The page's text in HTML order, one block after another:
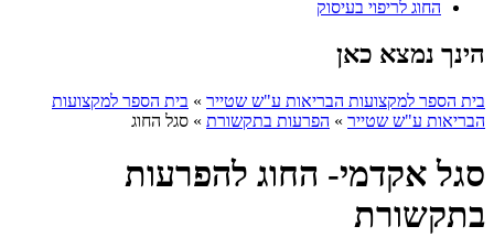
החוג לריפוי בעיסוק
הינך נמצא כאן
בית הספר למקצועות הבריאות ע"ש שטייר » בית הספר למקצועות
הבריאות ע"ש שטייר » הפרעות בתקשורת » סגל החוג
סגל אקדמי- החוג להפרעות
בתקשורת